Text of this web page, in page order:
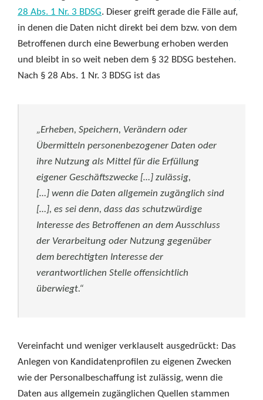
28 Abs. 1 Nr. 3 BDSG. Dieser greift gerade die Fälle auf,
in denen die Daten nicht direkt bei dem bzw. von dem
Betroffenen durch eine Bewerbung erhoben werden
und bleibt in so weit neben dem § 32 BDSG bestehen.
Nach § 28 Abs. 1 Nr. 3 BDSG ist das
„Erheben, Speichern, Verändern oder
Übermitteln personenbezogener Daten oder
ihre Nutzung als Mittel für die Erfüllung
eigener Geschäftszwecke […] zulässig,
[…] wenn die Daten allgemein zugänglich sind
[…], es sei denn, dass das schutzwürdige
Interesse des Betroffenen an dem Ausschluss
der Verarbeitung oder Nutzung gegenüber
dem berechtigten Interesse der
verantwortlichen Stelle offensichtlich
überwiegt.“
Vereinfacht und weniger verklauselt ausgedrückt: Das
Anlegen von Kandidatenprofilen zu eigenen Zwecken
wie der Personalbeschaffung ist zulässig, wenn die
Daten aus allgemein zugänglichen Quellen stammen